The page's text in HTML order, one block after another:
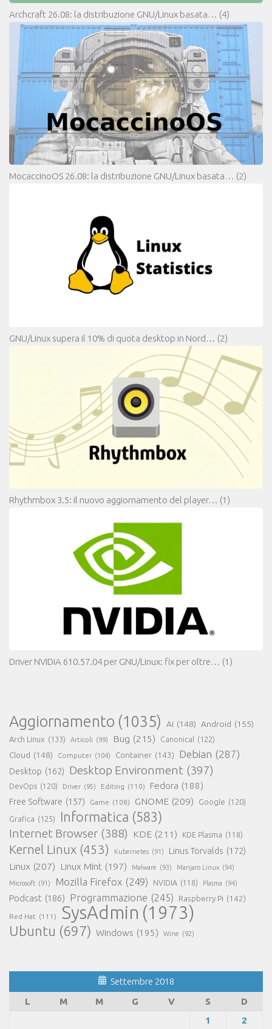
Archcraft 26.08: la distribuzione GNU/Linux basata… (4)
MocaccinoOS 26.08: la distribuzione GNU/Linux basata… (2)
GNU/Linux supera il 10% di quota desktop in Nord… (2)
Rhythmbox 3.5: il nuovo aggiornamento del player… (1)
Driver NVIDIA 610.57.04 per GNU/Linux: fix per oltre… (1)
Aggiornamento (1035) AI (148) Android (155)
Arch Linux (133) Articoli (99) Bug (215) Canonical (122)
Cloud (148) Computer (104) Container (143) Debian (287)
Desktop (162) Desktop Environment (397)
DevOps (120) Driver (95) Editing (110) Fedora (188)
Free Software (157) Game (108) GNOME (209) Google (120)
Grafica (125) Informatica (583)
Internet Browser (388) KDE (211) KDE Plasma (118)
Kernel Linux (453) Kubernetes (91) Linus Torvalds (172)
Linux (207) Linux Mint (197) Malware (93) Manjaro Linux (94)
Microsoft (91) Mozilla Firefox (249) NVIDIA (118) Plasma (94)
Podcast (186) Programmazione (245) Raspberry Pi (142)
Red Hat (111) SysAdmin (1973)
Ubuntu (697) Windows (195) Wine (92)
Settembre 2018
L
M M G V S
D
1
2